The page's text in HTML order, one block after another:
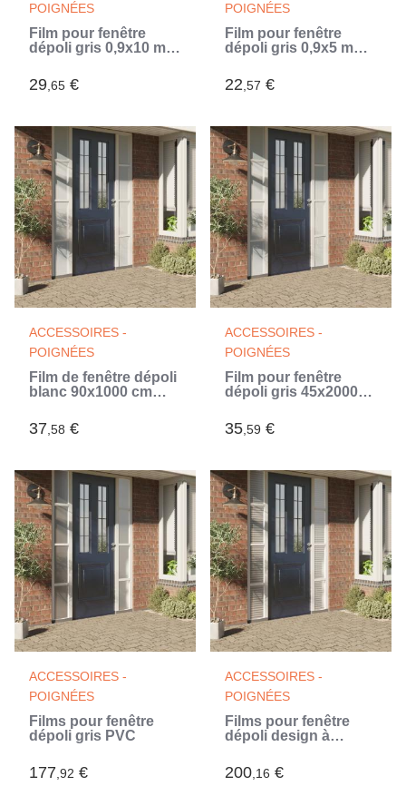
POIGNÉES
Film pour fenêtre
dépoli gris 0,9x10 m
29,65 €
POIGNÉES
Film pour fenêtre
dépoli gris 0,9x5 m
22,57 €
ACCESSOIRES -
POIGNÉES
Film de fenêtre dépoli
blanc 90x1000 cm
37,58 €
ACCESSOIRES -
POIGNÉES
Film pour fenêtre
dépoli gris 45x2000
35,59 €
ACCESSOIRES -
POIGNÉES
Films pour fenêtre
dépoli gris PVC
177,92 €
ACCESSOIRES -
POIGNÉES
Films pour fenêtre
dépoli design à
200,16 €